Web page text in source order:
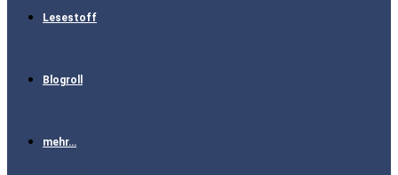
Lesestoff
Blogroll
mehr…